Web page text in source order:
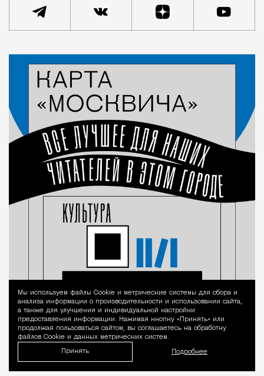
Уведомление
Мы используем файлы Сookie и метрические системы для сбора и
анализа информации о производительности и использовании сайта,
а также для улучшения и индивидуальной настройки
предоставления информации. Нажимая кнопку «Принять» или
продолжая пользоваться сайтом, вы соглашаетесь на обработку
файлов Cookie и данных метрических систем.
Принять Подробнее